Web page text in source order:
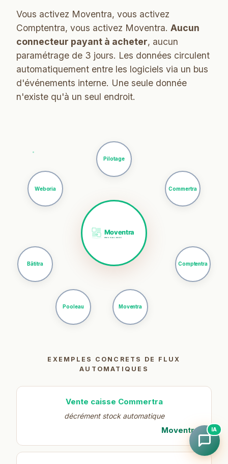
Vous activez Moventra, vous activez
Comptentra, vous activez Moventra. Aucun
connecteur payant à acheter, aucun
paramétrage de 3 jours. Les données circulent
automatiquement entre les logiciels via un bus
d'événements interne. Une seule donnée
n'existe qu'à un seul endroit.
Pilotage
Commertra
Comptentra
Moventra
Pooleau
Bâtitra
Weboria
EXEMPLES CONCRETS DE FLUX
AUTOMATIQUES
Vente caisse Commertra
décrément stock automatique
Moventra IA